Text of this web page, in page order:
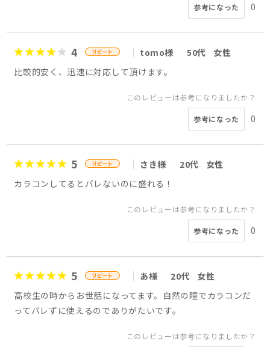
参考になった 0
4 tomo様 50代
女性
比較的安く、迅速に対応して頂けます。
このレビューは参考になりましたか？
参考になった 0
5 さき様 20代
女性
カラコンしてるとバレないのに盛れる！
このレビューは参考になりましたか？
参考になった 0
5 あ様 20代
女性
高校生の時からお世話になってます。自然の瞳でカラコンだ
ってバレずに使えるのでありがたいです。
このレビューは参考になりましたか？